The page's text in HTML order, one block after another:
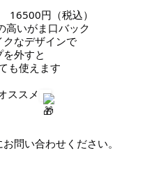
16500円（税込）
高いがま口バック
なデザインで
外すと
も使えます
ススメ
問い合わせください。